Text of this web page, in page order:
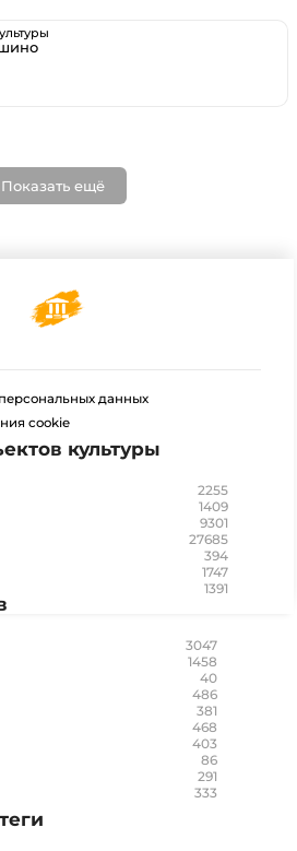
Показать ещё
данных
cookie
культуры
2255
1409
9301
27685
394
1747
1391
3047
1458
40
486
381
468
403
86
291
333